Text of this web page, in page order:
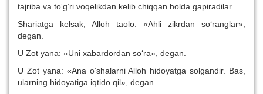
tajriba va to‘g‘ri voqelikdan kelib chiqqan holda gapiradilar.
Shariatga kelsak, Alloh taolo: «Ahli zikrdan so‘ranglar»,
degan.
U Zot yana: «Uni xabardordan so‘ra», degan.
U Zot yana: «Ana o‘shalarni Alloh hidoyatga solgandir. Bas,
ularning hidoyatiga iqtido qil», degan.